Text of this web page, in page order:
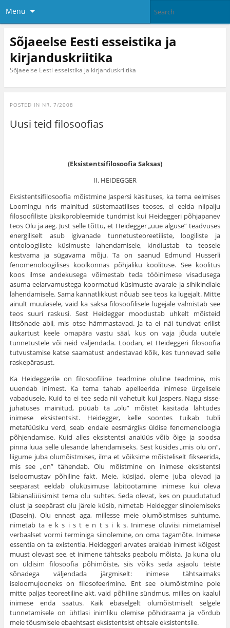
Menu
Sõjaeelse Eesti esseistika ja
kirjanduskriitika
Sõjaeelse Eesti esseistika ja kirjanduskriitika
POSTED IN NR. 7/2008
Uusi teid filosoofias
(Eksistentsifilosoofia Saksas)
II. HEIDEGGER
Eksistentsifilosoofia mõistmine Jaspersi käsituses, ka tema eelmises
Loomingu nris mainitud süstemaatilises teoses, ei eelda niipalju
filosoofiliste üksikprobleemide tundmist kui Heideggeri põhjapanev
teos Olu ja aeg. Just selle tõttu, et Heidegger „uue alguse” teadvuses
energiliselt asub igivanade tunnetusteoreetiliste, loogiliste ja
ontoloogiliste küsimuste lahendamisele, kindlustab ta teosele
kestvama ja sügavama mõju. Ta on saanud Edmund Husserli
fenomenoloogilises koolkonnas põhjaliku koolituse. See koolitus
koos ilmse andekusega võimestab teda tööinimese visadusega
asuma eelarvamustega koorma­tud küsimuste avarale ja sihikindlale
lahendamisele. Sama kannatlikkust nõuab see teos ka lugejalt. Mitte
ainult muulasele, vaid ka saksa filosoofilisele lugejale valmistab see
teos suuri raskusi. Sest Heidegger moodustab uhkelt mõisteid
liitsõnade abil, mis otse häm­mastavad. Ja ta ei näi tundvat erilist
aukartust keele omapära vastu sääl, kus on vaja jõuda uutele
tunnetustele või neid väljendada. Loo­dan, et Heideggeri filosoofia
tutvustamise katse saamatust andestavad kõik, kes tunnevad selle
raskepärasust.
Ka Heideggerile on filosoofiline teadmine oluline teadmine, mis
uuendab inimest. Ka tema tahab apelleerida inimese ürgelisele
vabadusele. Kuid ta ei tee seda nii vahetult kui Jaspers. Nagu sisse­
juhatuses mainitud, püüab ta „olu” mõistet käsitada lähtudes
inimese eksistentsist. Heidegger, kelle soontes tuikab tubli
metafüüsiku verd, seab endale eesmärgiks üldise fenomenoloogia
põhjendamise. Kuid alles eksistentsi analüüs võib õige ja soodsa
pinna luua selle ülesande lahendamiseks. Sest küsides „mis olu on”,
liigume juba olu­mõistmises, ilma et võiksime mõisteliselt fikseerida,
mis see „on” tä­hendab. Olu mõistmine on inimese eksistentsi
iseloomustav põhi­line fakt. Meie, küsijad, oleme juba olevad ja
seepärast eeldab oluküsimuse läbitöötamine inimese kui oleva
läbianalüüsimist tema olu suhtes. Seda olevat, kes on puudutatud
olust ja seepärast olu järele küsib, nimetab Heidegger siinolemiseks
(Dasein). Olu ennast aga, millesse meie olumõistmises suhtume,
nimetab ta e k s i s t e n t s i k s. Inimese oluviisi nimetamisel
verbaalset vormi terminiga siinolemine, on oma tagamõte. Inimese
essentia on ta existentia. Heideggeri arvates eraldab inimest kõigest
muust olevast see, et inimene tähtsaks peabolu mõista. Ja kuna olu
on üldisim filosoofia põhimõiste, siis võiks seda asjaolu teiste
sõnadega väljendada järgmiselt: inimese tähtsaimaks
iseloomujooneks on filosofeerimine. Ent see olumõistmine pole
mitte paljas teoreetiline akt, vaid põhiline sündmus, milles on kaalul
inimese enda saatus. Käik ebaselgelt olumõistmiselt selgele
tunnetamisele on ühtlasi inimliku olemise põhidraama ja võrdub
meie tõusmisele ebaehtsast eksistentsist ehtsale eksistentsile.